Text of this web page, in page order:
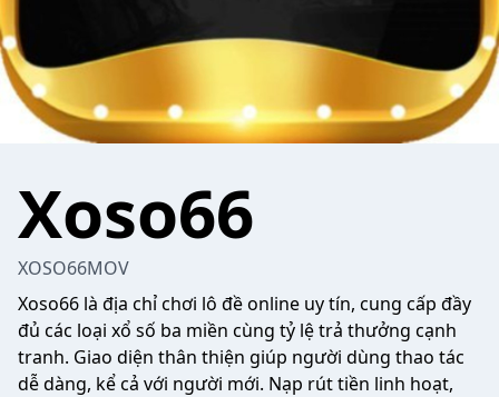
Xoso66
XOSO66MOV
Xoso66 là địa chỉ chơi lô đề online uy tín, cung cấp đầy
đủ các loại xổ số ba miền cùng tỷ lệ trả thưởng cạnh
tranh. Giao diện thân thiện giúp người dùng thao tác
dễ dàng, kể cả với người mới. Nạp rút tiền linh hoạt,